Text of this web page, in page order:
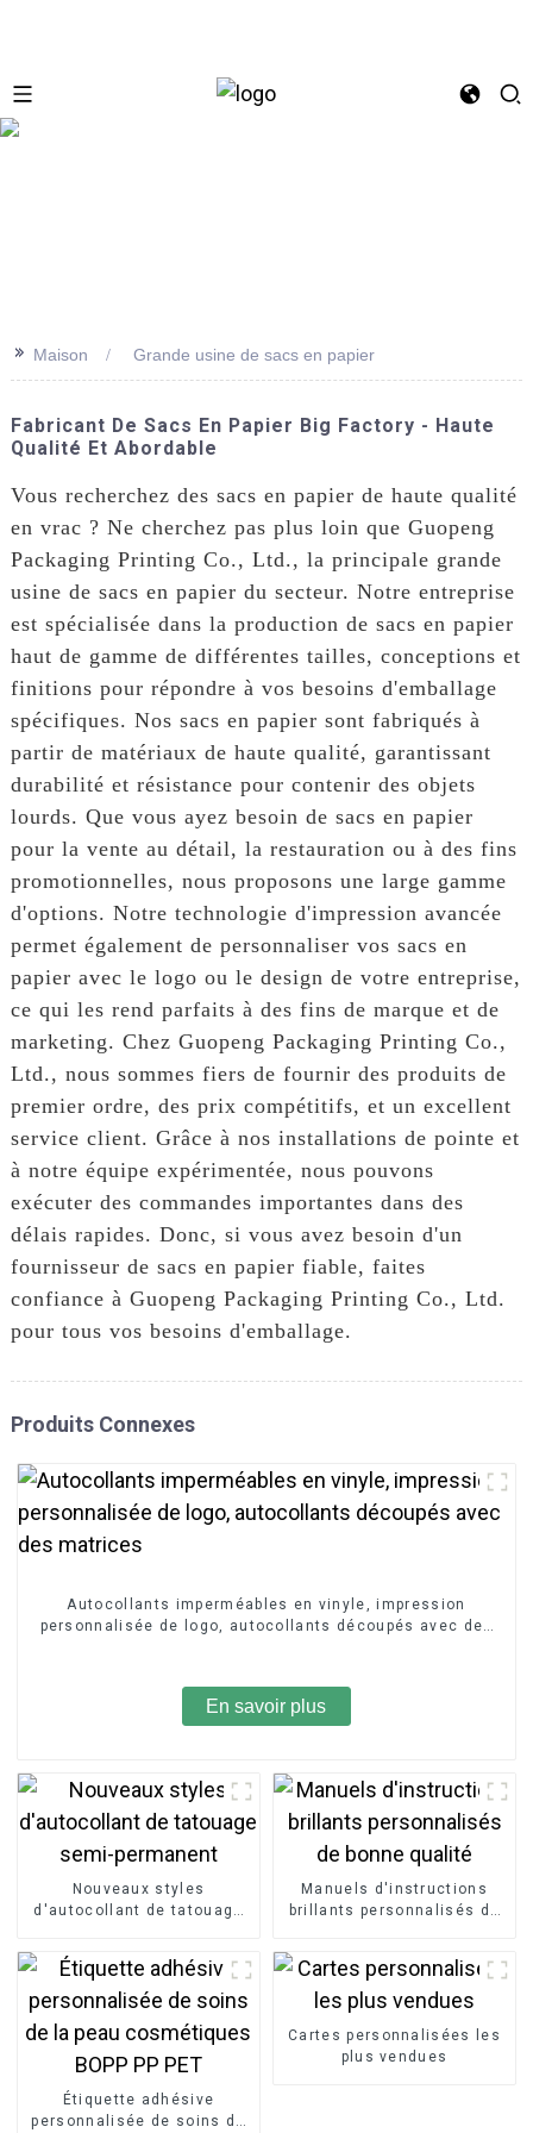
>> Maison Grande usine de sacs en papier
Fabricant De Sacs En Papier Big Factory - Haute
Qualité Et Abordable
Vous recherchez des sacs en papier de haute qualité
en vrac ? Ne cherchez pas plus loin que Guopeng
Packaging Printing Co., Ltd., la principale grande
usine de sacs en papier du secteur. Notre entreprise
est spécialisée dans la production de sacs en papier
haut de gamme de différentes tailles, conceptions et
finitions pour répondre à vos besoins d'emballage
spécifiques. Nos sacs en papier sont fabriqués à
partir de matériaux de haute qualité, garantissant
durabilité et résistance pour contenir des objets
lourds. Que vous ayez besoin de sacs en papier
pour la vente au détail, la restauration ou à des fins
promotionnelles, nous proposons une large gamme
d'options. Notre technologie d'impression avancée
permet également de personnaliser vos sacs en
papier avec le logo ou le design de votre entreprise,
ce qui les rend parfaits à des fins de marque et de
marketing. Chez Guopeng Packaging Printing Co.,
Ltd., nous sommes fiers de fournir des produits de
premier ordre, des prix compétitifs, et un excellent
service client. Grâce à nos installations de pointe et
à notre équipe expérimentée, nous pouvons
exécuter des commandes importantes dans des
délais rapides. Donc, si vous avez besoin d'un
fournisseur de sacs en papier fiable, faites
confiance à Guopeng Packaging Printing Co., Ltd.
pour tous vos besoins d'emballage.
Produits Connexes
Autocollants imperméables en vinyle, impression
personnalisée de logo, autocollants découpés avec des
En savoir plus
Nouveaux styles
d'autocollant de tatouage
Manuels d'instructions
brillants personnalisés de
Étiquette adhésive
personnalisée de soins de
Cartes personnalisées les
plus vendues